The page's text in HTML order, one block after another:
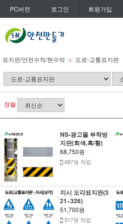
PC버전 로그인 회원가입
표지판/안전수칙/현수막 도로-교통표지판
정렬
NS-광고물 부착방
지판(회색,흑/황)
68,750원
687원 적립
지시 오각표지판(3
21~326)
51,700원
517원 적립